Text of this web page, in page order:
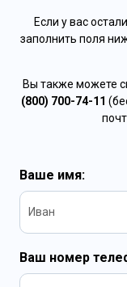
Если у вас
заполнить поля
Вы также можете
(800) 700-74-11
Ваше имя:
Ваш номер